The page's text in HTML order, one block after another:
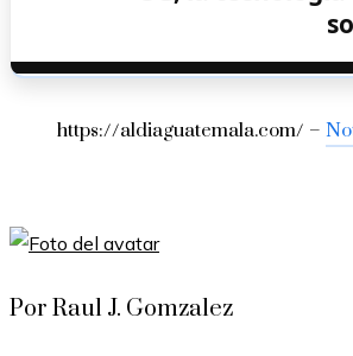
https://aldiaguatemala.com/ –
Por Raul J. Gomzalez